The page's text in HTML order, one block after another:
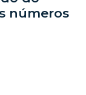
números